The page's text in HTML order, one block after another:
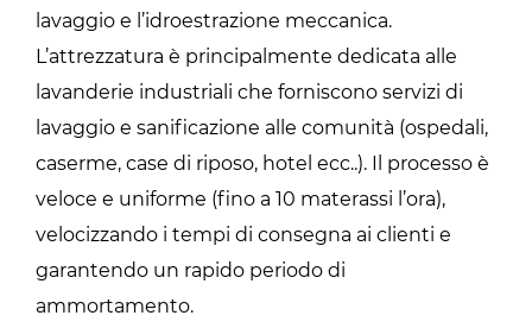
lavaggio e l’idroestrazione meccanica.
L’attrezzatura è principalmente dedicata alle
lavanderie industriali che forniscono servizi di
lavaggio e sanificazione alle comunità (ospedali,
caserme, case di riposo, hotel ecc..). Il processo è
veloce e uniforme (fino a 10 materassi l’ora),
velocizzando i tempi di consegna ai clienti e
garantendo un rapido periodo di
ammortamento.